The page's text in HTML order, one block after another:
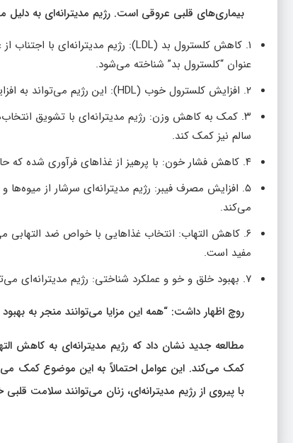
بیماری‌های قلبی عروقی است. رژیم مدیترانه‌ای به دلیل
عنوان “کلسترول بد” شناخته می‌شود.
۲. افزایش کلسترول خوب (HDL): این رژیم می‌تواند به افزایش کلسترول HDL کمک کند که برای سلامت قلب مفید است.
۳. کمک به کاهش وزن: رژیم مدیترانه‌ای با تشویق
سالم نیز کمک کند.
۴. کاهش فشار خون: با پرهیز از غذاهای فرآوری شده که حاوی سطوح بالای سدیم هستند، این رژیم می‌تواند به کاهش فشار خون کمک کند.
۵. افزایش مصرف فیبر: رژیم مدیترانه‌ای سرشار از
می‌کند.
۶. کاهش التهاب: انتخاب غذاهایی با خواص ضد
مفید است.
۷. بهبود خلق و خو و عملکرد شناختی: رژیم مدیترانه‌ای می‌تواند به بهبود خلق و خو، عملکرد شناختی و پیری سالم مغز کمک کند.
روچ اظهار داشت: “همه این مزایا می‌توانند منجر به
مطالعه جدید نشان داد که رژیم مدیترانه‌ای به کاهش
کمک می‌کند. این عوامل احتمالاً به این موضوع کمک
با پیروی از رژیم مدیترانه‌ای، زنان می‌توانند سلامت